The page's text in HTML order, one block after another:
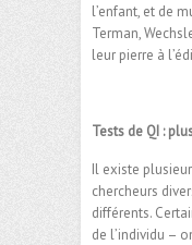
l’enfant, et de
Terman,
leur pierre à
Tests de QI :
Il existe
chercheurs
différents.
de l’individu –